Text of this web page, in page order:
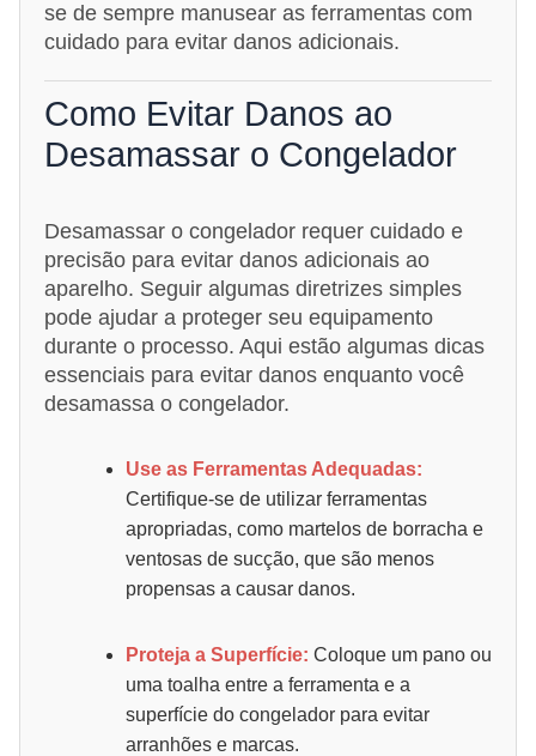
se de sempre manusear as ferramentas com
cuidado para evitar danos adicionais.
Como Evitar Danos ao
Desamassar o Congelador
Desamassar o congelador requer cuidado e
precisão para evitar danos adicionais ao
aparelho. Seguir algumas diretrizes simples
pode ajudar a proteger seu equipamento
durante o processo. Aqui estão algumas dicas
essenciais para evitar danos enquanto você
desamassa o congelador.
Use as Ferramentas Adequadas:
Certifique-se de utilizar ferramentas
apropriadas, como martelos de borracha e
ventosas de sucção, que são menos
propensas a causar danos.
Proteja a Superfície: Coloque um pano ou
uma toalha entre a ferramenta e a
superfície do congelador para evitar
arranhões e marcas.